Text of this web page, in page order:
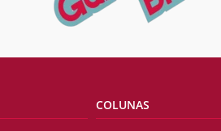
COLUNAS